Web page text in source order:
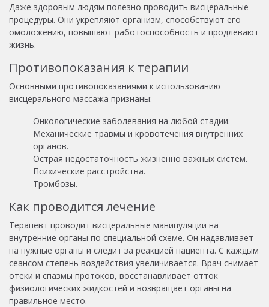
Даже здоровым людям полезно проводить висцеральные
процедуры. Они укрепляют организм, способствуют его
омоложению, повышают работоспособность и продлевают
жизнь.
Противопоказания к терапии
Основными противопоказаниями к использованию
висцерального массажа признаны:
Онкологические заболевания на любой стадии.
Механические травмы и кровотечения внутренних
органов.
Острая недостаточность жизненно важных систем.
Психические расстройства.
Тромбозы.
Как проводится лечение
Терапевт проводит висцеральные манипуляции на
внутренние органы по специальной схеме. Он надавливает
на нужные органы и следит за реакцией пациента. С каждым
сеансом степень воздействия увеличивается. Врач снимает
отеки и спазмы протоков, восстанавливает отток
физиологических жидкостей и возвращает органы на
правильное место.